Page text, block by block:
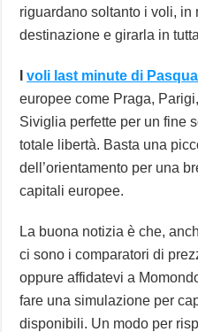
riguardano soltanto i voli, in
destinazione e girarla in
Ivoli last minute di Pasqua
europee come Praga,
Siviglia perfette per un fine
totale libertà. Basta una
dell’orientamento per una
capitali europee.
La buona notizia è che,
ci sono i comparatori di
oppure affidatevi a
fare una simulazione per
disponibili. Un modo per